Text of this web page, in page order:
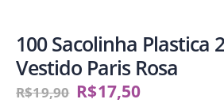
100 Sacolinha Plastica
Vestido Paris Rosa
R$19,90 R$17,50